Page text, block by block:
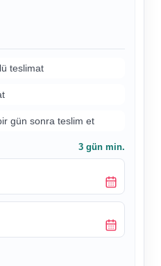
teslimat
gün sonra teslim et
3 gün min.